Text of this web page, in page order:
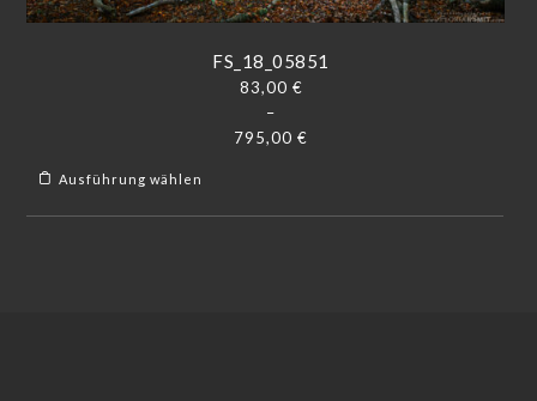
FS_18_05851
83,00 €
–
795,00 €
Ausführung wählen